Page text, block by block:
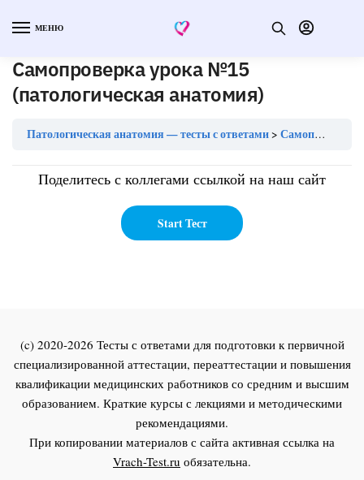
МЕНЮ
Самопроверка урока №15
(патологическая анатомия)
Патологическая анатомия — тесты с ответами Самопроверка урока №15 (патологическая анатомия)
Поделитесь с коллегами ссылкой на наш сайт
(c) 2020-2026 Тесты с ответами для подготовки к первичной
специализированной аттестации, переаттестации и повышения
квалификации медицинских работников со средним и высшим
образованием. Краткие курсы с лекциями и методическими
рекомендациями.
При копировании материалов с сайта активная ссылка на
Vrach-Test.ru обязательна.